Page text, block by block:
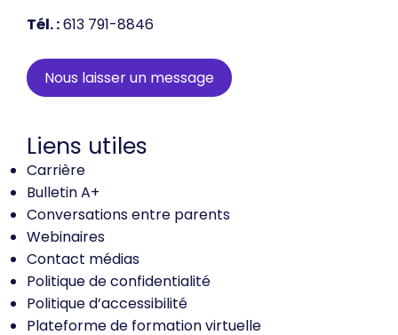
Tél. :613 791-8846
Nous laisser un message
Liens utiles
Carrière
Bulletin A+
Conversations entre parents
Webinaires
Contact médias
Politique de confidentialité
Politique d’accessibilité
Plateforme de formation virtuelle